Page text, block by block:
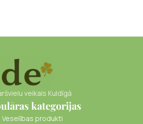
veikals Kuldīgā
kategorijas
Veselības produkti